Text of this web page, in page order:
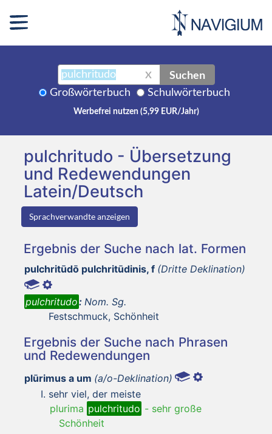
X Suchen
Großwörterbuch Schulwörterbuch
Werbefrei nutzen (5,99 EUR/Jahr)
pulchritudo - Übersetzung
und Redewendungen
Latein/Deutsch
Sprachverwandte anzeigen
Ergebnis der Suche nach lat. Formen
pulchritūdō pulchritūdinis, f (Dritte Deklination)
pulchritudo: Nom. Sg.
Festschmuck, Schönheit
Ergebnis der Suche nach Phrasen
und Redewendungen
plūrimus a um (a/o-Deklination)
sehr viel, der meiste
plurima pulchritudo - sehr große
Schönheit